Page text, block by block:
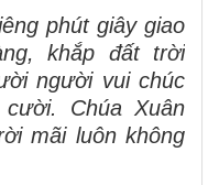
phút giây giao
khắp đất trời
người vui chúc
Chúa Xuân
mãi luôn không